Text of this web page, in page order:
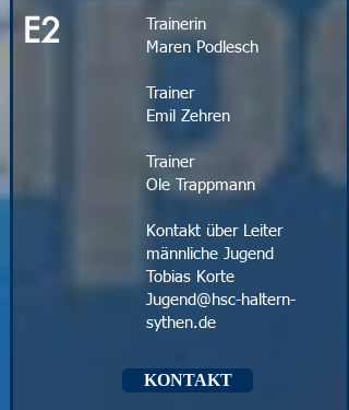
E2
Trainerin
Maren Podlesch
Trainer
Emil Zehren
Trainer
Ole Trappmann
Kontakt über Leiter
männliche Jugend
Tobias Korte
Jugend@hsc-haltern-
sythen.de
KONTAKT